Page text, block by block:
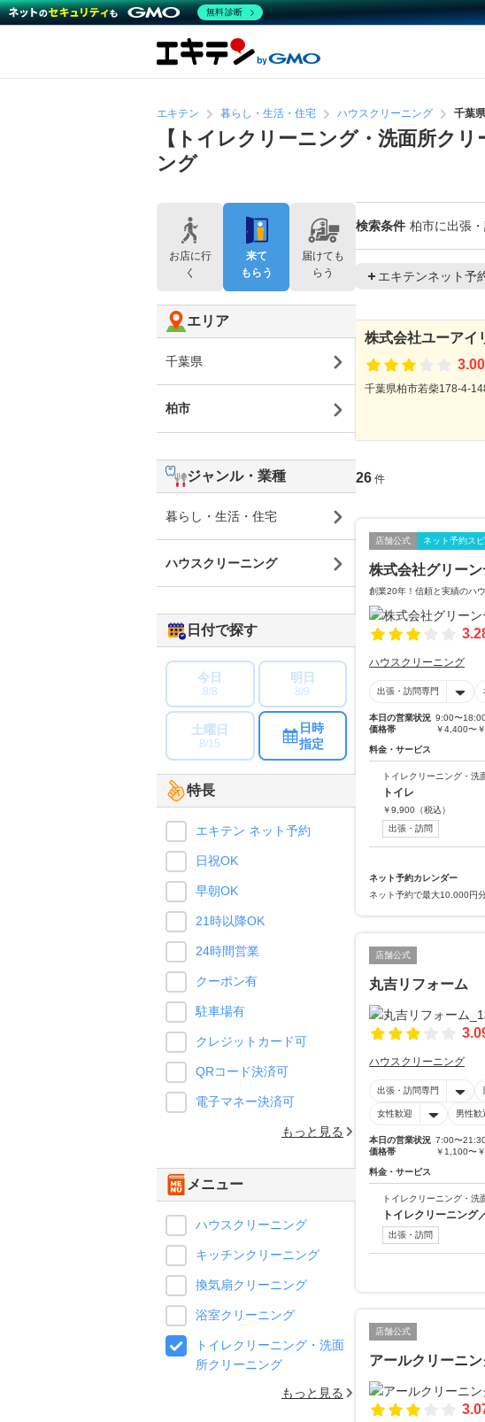
エキテン 暮らし・生活・住宅 ハウスクリーニング 千葉
【トイレクリーニング・洗面所ク
ング
検索条件 柏市に出張
エキテンネット予
株式会社ユーアイ
3.00
千葉県柏市若柴178-4-
26 件
店舗公式 ネット予約ス
株式会社グリー
創業20年！信頼と実績のハ
ハウスクリーニング
出張・訪問専門
本日の営業状況 9:00〜
価格帯
￥4,400〜
料金・サービス
トイレクリーニング・洗
トイレ
￥9,900 （税込）
出張・訪問
ネット予約カレンダー
ネット予約で最大10,000円
店舗公式
丸吉リフォーム
ハウスクリーニング
出張・訪問専門
女性歓迎 男性歓
本日の営業状況 7:00〜
価格帯
￥1,100〜
料金・サービス
トイレクリーニング・洗
トイレクリーニング
出張・訪問
店舗公式
アールクリーニン
お店に行
く
来て
もらう
届けても
らう
エリア
千葉県
柏市
ジャンル・業種
暮らし・生活・住宅
ハウスクリーニング
日付で探す
今日
8/8
明日
8/9
土曜日
8/15
日時
指定
特長
エキテン ネット予約
日祝OK
早朝OK
21時以降OK
24時間営業
クーポン有
駐車場有
クレジットカード可
QRコード決済可
電子マネー決済可
もっと見る
メニュー
ハウスクリーニング
キッチンクリーニング
換気扇クリーニング
浴室クリーニング
トイレクリーニング・洗面
所クリーニング
もっと見る
無料診断